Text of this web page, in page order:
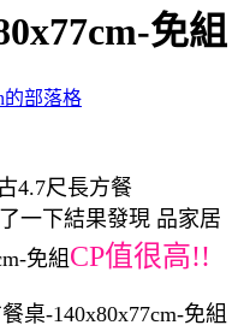
免組
的部落格
4.7尺長方餐
一下結果發現 品家居
免組 CP值很高!!
桌-140x80x77cm-免組